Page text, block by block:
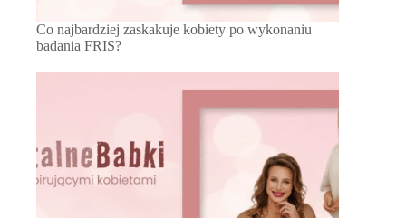
Co najbardziej zaskakuje kobiety po wykonaniu
badania FRIS?